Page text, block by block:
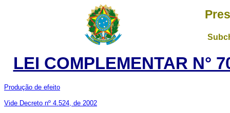
LEI COMPLEMENTAR N°
Produção de efeito
Vide Decreto nº 4.524, de 2002